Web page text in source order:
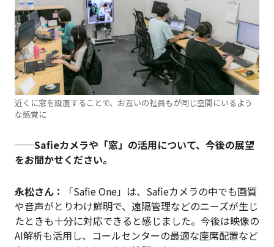
近くに窓を設置することで、お互いの社員もが同じ空間にいるよう
な感覚に
──Safieカメラや「窓」の活用について、今後の展望
をお聞かせください。
永松さん：
「Safie One」は、Safieカメラの中でも画質
や音声がとりわけ鮮明で、遠隔管理などのニーズが生じ
たときも十分に対応できると感じました。今後は映像の
AI解析も活用し、コールセンターの最適な座席配置など